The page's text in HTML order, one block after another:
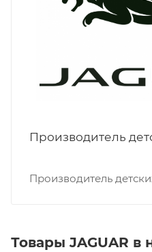
Производитель
Производитель
Товары JAGUAR в